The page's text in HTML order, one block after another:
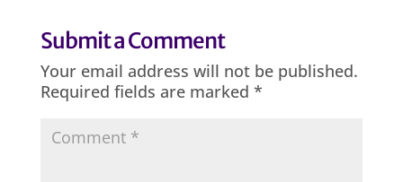
Submit a Comment
Your email address will not be published.
Required fields are marked *